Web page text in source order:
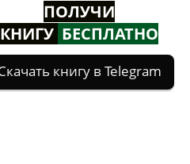
ПОЛУЧИ
КНИГУ БЕСПЛАТНО